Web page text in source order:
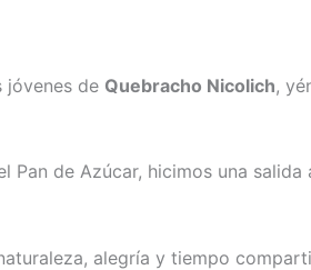
jóvenes de Quebracho Nicolich,
de Azúcar, hicimos una
alegría y tiempo